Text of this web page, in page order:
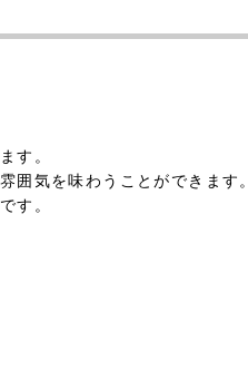
す。
気を味わうことができます。
す。